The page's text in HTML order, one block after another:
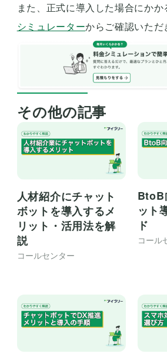
また、正式に導入した場合にか
シミュレーターからご確認いただ
その他の記事
人材紹介にチャット
ボットを導入するメ
リット・活用法を解
説
コールセンター
BtoB
ット
ド
コール